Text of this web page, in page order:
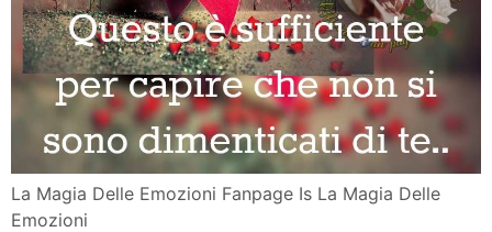
La Magia Delle Emozioni Fanpage Is La Magia Delle
Emozioni